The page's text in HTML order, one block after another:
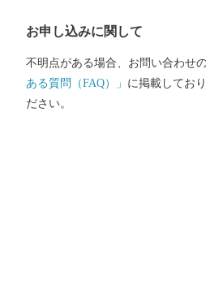
カ等の新鮮な海産物、全国のブラ
お申し込みに関して
不明点がある場合、お問い合わせ
ある質問（FAQ）」 に掲載してお
ださい。